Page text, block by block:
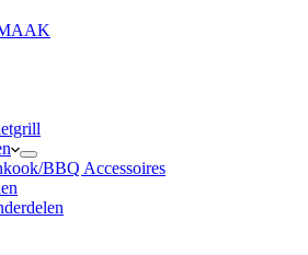
BBQ Accessoires